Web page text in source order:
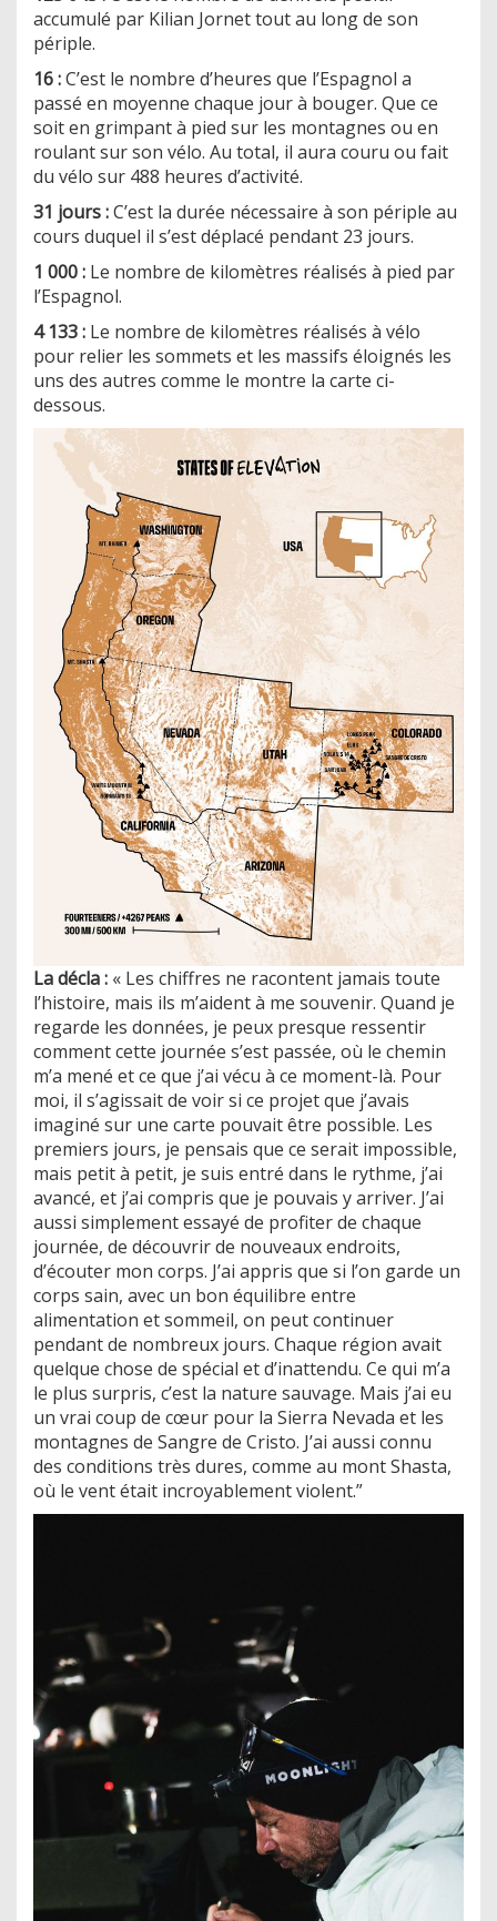
accumulé par Kilian Jornet tout au long de son
périple.
16 :C’est le nombre d’heures que l’Espagnol a
passé en moyenne chaque jour à bouger. Que ce
soit en grimpant à pied sur les montagnes ou en
roulant sur son vélo. Au total, il aura couru ou fait
du vélo sur 488 heures d’activité.
31 jours :C’est la durée nécessaire à son périple au
cours duquel il s’est déplacé pendant 23 jours.
1 000 : Le nombre de kilomètres réalisés à pied par
l’Espagnol.
4 133 : Le nombre de kilomètres réalisés à vélo
pour relier les sommets et les massifs éloignés les
uns des autres comme le montre la carte ci-
dessous.
La décla : « Les chiffres ne racontent jamais toute
l’histoire, mais ils m’aident à me souvenir. Quand je
regarde les données, je peux presque ressentir
comment cette journée s’est passée, où le chemin
m’a mené et ce que j’ai vécu à ce moment-là. Pour
moi, il s’agissait de voir si ce projet que j’avais
imaginé sur une carte pouvait être possible. Les
premiers jours, je pensais que ce serait impossible,
mais petit à petit, je suis entré dans le rythme, j’ai
avancé, et j’ai compris que je pouvais y arriver. J’ai
aussi simplement essayé de profiter de chaque
journée, de découvrir de nouveaux endroits,
d’écouter mon corps. J’ai appris que si l’on garde un
corps sain, avec un bon équilibre entre
alimentation et sommeil, on peut continuer
pendant de nombreux jours. Chaque région avait
quelque chose de spécial et d’inattendu. Ce qui m’a
le plus surpris, c’est la nature sauvage. Mais j’ai eu
un vrai coup de cœur pour la Sierra Nevada et les
montagnes de Sangre de Cristo. J’ai aussi connu
des conditions très dures, comme au mont Shasta,
où le vent était incroyablement violent.”